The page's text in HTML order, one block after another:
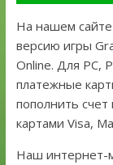
На нашем
версию игры
Online. Для PC,
платежные
пополнить счет
картами Visa,
Наш интернет-